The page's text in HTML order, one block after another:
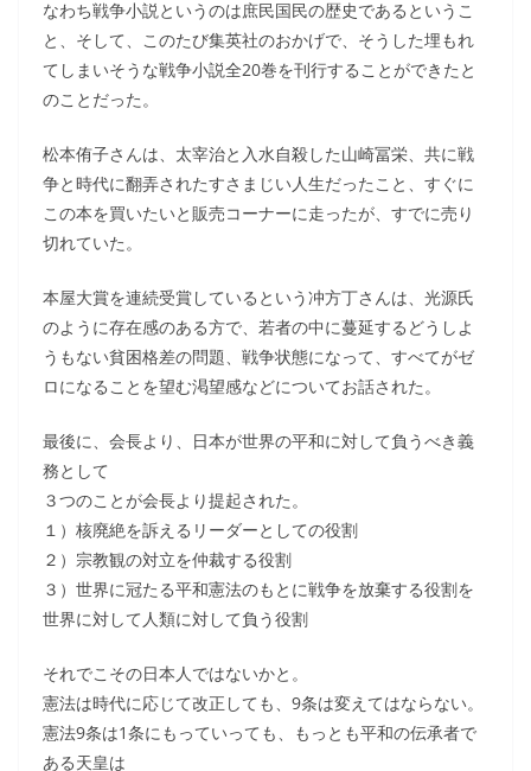
なわち戦争小説というのは庶民国民の歴史であるというこ
と、そして、このたび集英社のおかげで、そうした埋もれ
てしまいそうな戦争小説全20巻を刊行することができたと
のことだった。
松本侑子さんは、太宰治と入水自殺した山崎冨栄、共に戦
争と時代に翻弄されたすさまじい人生だったこと、すぐに
この本を買いたいと販売コーナーに走ったが、すでに売り
切れていた。
本屋大賞を連続受賞しているという冲方丁さんは、光源氏
のように存在感のある方で、若者の中に蔓延するどうしよ
うもない貧困格差の問題、戦争状態になって、すべてがゼ
ロになることを望む渇望感などについてお話された。
最後に、会長より、日本が世界の平和に対して負うべき義
務として
３つのことが会長より提起された。
１）核廃絶を訴えるリーダーとしての役割
２）宗教観の対立を仲裁する役割
３）世界に冠たる平和憲法のもとに戦争を放棄する役割を
世界に対して人類に対して負う役割
それでこその日本人ではないかと。
憲法は時代に応じて改正しても、9条は変えてはならない。
憲法9条は1条にもっていっても、もっとも平和の伝承者で
ある天皇は